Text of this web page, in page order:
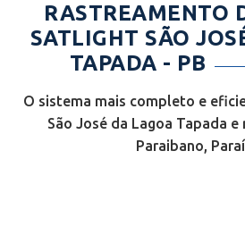
RASTREAMENTO
SATLIGHT SÃO
TAPADA - PB
O sistema mais completo e
São José da Lagoa Tapada
Paraibano,